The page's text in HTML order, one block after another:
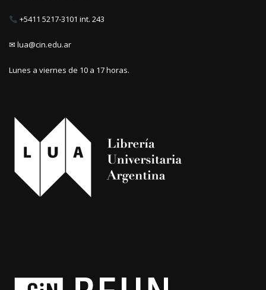
+5411 5217-3101 int. 243
✉ lua@cin.edu.ar
Lunes a viernes de 10 a 17 horas.